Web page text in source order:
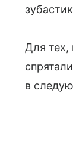
Для тех,
в